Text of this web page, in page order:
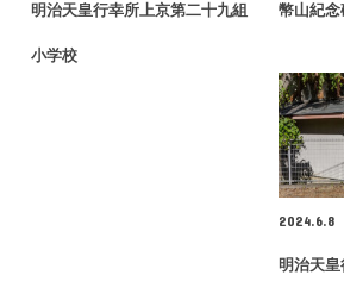
明治天皇行幸所上京第二十九組
小学校
幣山紀念
2024.6.8
明治天